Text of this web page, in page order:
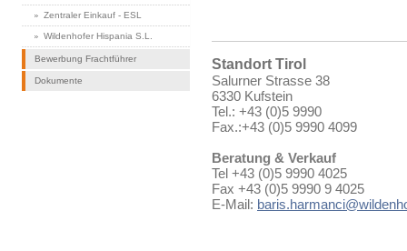
Zentraler Einkauf - ESL
Wildenhofer Hispania S.L.
Bewerbung Frachtführer
Dokumente
Standort Tirol
Salurner Strasse 38
6330 Kufstein
Tel.: +43 (0)5 9990
Fax.:+43 (0)5 9990 4099
Beratung & Verkauf
Tel +43 (0)5 9990 4025
Fax +43 (0)5 9990 9 4025
E-Mail: